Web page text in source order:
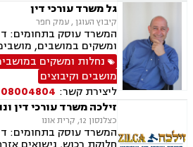
גל משרד עורכי דין
קיבוץ העוגן , עמק חפר
המשרד עוסק בתחומים:
ומשקים במושבים, מושבים
תמ"א 38, עסקאות
השקעות בחו"ל, קבוצות
לבניה , רישום קבלנים,
נדל"ן, נוטריון, מגשרים
נחלות ומשקים
מושבים וקיבוצים
ליצירת קשר:
זילכה משרד עורכי דין
כצלנסון 12, קרית אונו
המשרד עוסק בתחומים: